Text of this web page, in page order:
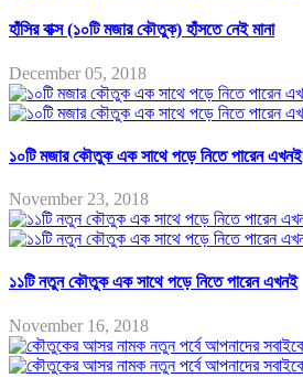
হাঁসির বাক্স (১০টি মজার কৌতুক) হাঁসতে নেই মানা
December 05, 2018
১০টি মজার কৌতুক এক সাথে পড়ে নিতে পারেন এখনই
November 23, 2018
১১টি নতুন কৌতুক এক সাথে পড়ে নিতে পারেন এখনই
November 16, 2018